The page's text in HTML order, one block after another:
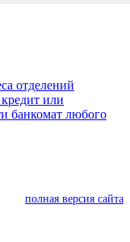
отделений
или
банкомат любого
полная версия сайта